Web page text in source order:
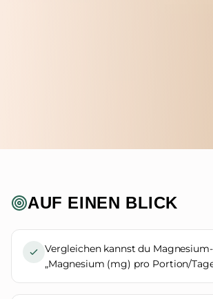
AUF EINEN BLICK
Vergleichen kannst du
„Magnesium (mg) pro Portion/